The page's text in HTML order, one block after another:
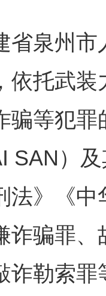
泉州市
依托武
骗等犯
SAN）
法》《
诈骗罪
诈勒索